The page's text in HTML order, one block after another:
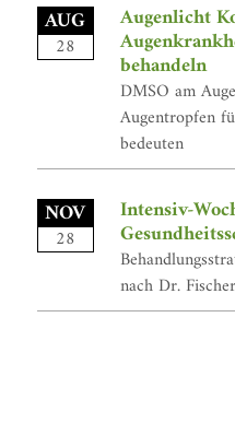
AUG
28
Augenlicht
behandeln
DMSO am
Augentropfen
bedeuten
NOV
28
Intensiv-
nach Dr. Fischer